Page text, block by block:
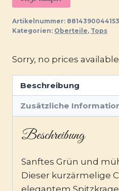
Artikelnummer:
Kategorien: Oberteile, Tops
Sorry, no prices
Beschreibung
Zusätzliche
Beschreibung
Sanftes Grün und
Dieser kurzärmelige
elegantem